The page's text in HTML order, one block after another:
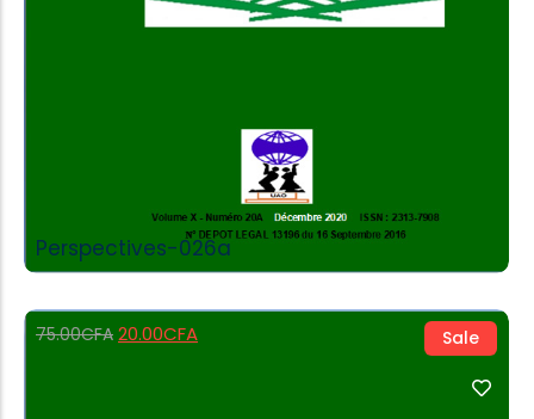
Perspectives-026a
Sale
75.00CFA 20.00CFA